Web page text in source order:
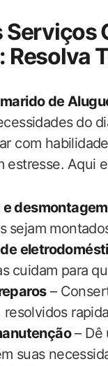
Serviços
‌Resolva
de‌
do
com
estresse.⁣ Aqui
sejam
⁤cuidam para⁢
‍–
resolvidos
– Dê
suas